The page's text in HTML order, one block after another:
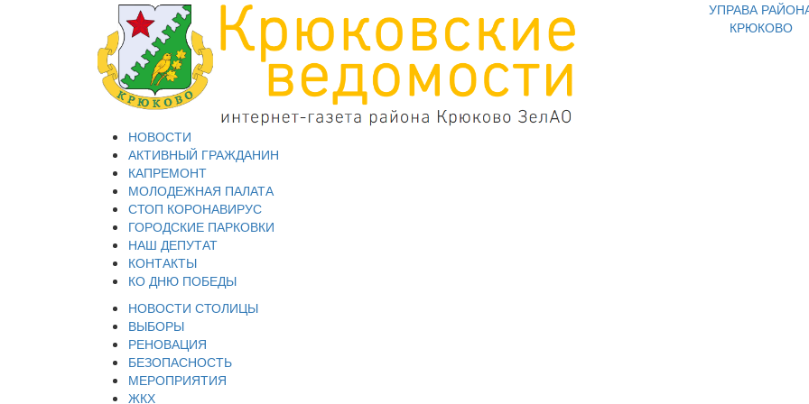
УПРАВА
КРЮКОВО
НОВОСТИ
АКТИВНЫЙ ГРАЖДАНИН
КАПРЕМОНТ
МОЛОДЕЖНАЯ ПАЛАТА
СТОП КОРОНАВИРУС
ГОРОДСКИЕ ПАРКОВКИ
НАШ ДЕПУТАТ
КОНТАКТЫ
КО ДНЮ ПОБЕДЫ
НОВОСТИ СТОЛИЦЫ
ВЫБОРЫ
РЕНОВАЦИЯ
БЕЗОПАСНОСТЬ
МЕРОПРИЯТИЯ
ЖКХ